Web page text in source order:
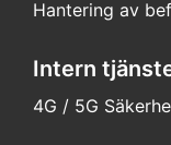
Hantering av
Intern
4G / 5G